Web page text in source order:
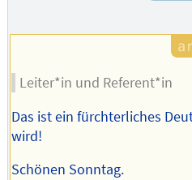
Autors
Leiter*in und Referent*in
Das ist ein fürchterliches
wird!
Schönen Sonntag.